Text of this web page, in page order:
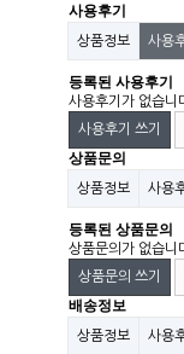
사용후기
상품정보 사용
등록된 사용후기
사용후기가 없습니
사용후기 쓰기
상품문의
상품정보 사용
등록된 상품문의
상품문의가 없습니
상품문의 쓰기
배송정보
상품정보 사용